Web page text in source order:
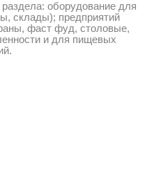
оборудование для
склады); предприятий
фаст фуд, столовые,
и для пищевых